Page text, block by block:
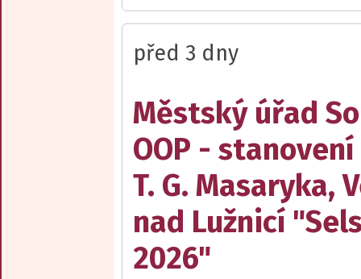
před 3 dny
Městský úřad
OOP -
T. G. Masaryka,
nad Lužnicí
2026"